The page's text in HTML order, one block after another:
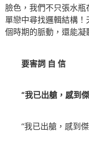
臉色，我們不只張水
單戀中尋找邏輯結構
個時期的脈動，還能凝
要害詞 自 信
“我已出艙，感到傑
“我已出艙，感到傑